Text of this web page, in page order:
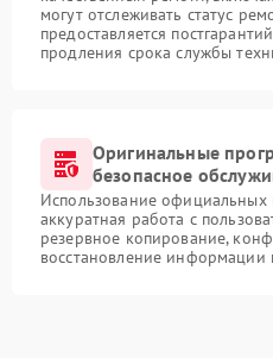
могут отслеживать статус
предоставляется
продления срока службы
Оригинальные
безопасное
Использование
аккуратная работа с
резервное копирование,
восстановление информации